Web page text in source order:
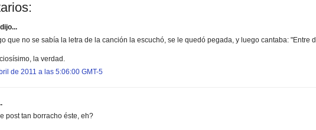
dijo...
que no se sabía la letra de la canción la escuchó, se le quedó pegada, y luego cantaba: "Entre
la verdad.
de 2011 a las 5:06:00 GMT-5
post tan borracho éste, eh?